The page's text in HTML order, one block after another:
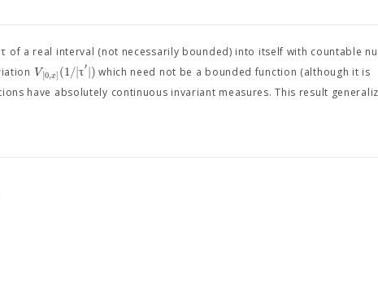
of a real interval (not necessarily bounded) into itself with countable
V[0,x](1/|τ′|) which need not be a bounded function (although it is
have absolutely continuous invariant measures. This result